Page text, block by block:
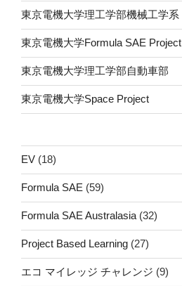
東京電機大学理工学部機械工学系
東京電機大学Formula SAE Project
東京電機大学理工学部自動車部
東京電機大学Space Project
EV (18)
Formula SAE (59)
Formula SAE Australasia (32)
Project Based Learning (27)
エコ マイレッジ チャレンジ (9)